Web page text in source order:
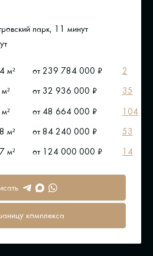
парк, 11 минут
м² от 239 784 000 ₽
2
от 32 936 000 ₽
35
от 48 664 000 ₽
104
м² от 84 240 000 ₽
53
м² от 124 000 000 ₽ 14
комплекса